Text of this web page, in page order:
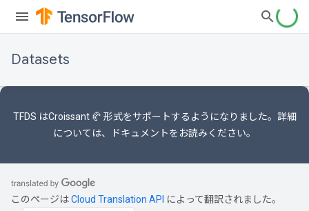
Datasets
TFDS はCroissant 🥐 形式をサポートするようになりました。詳細
については、ドキュメントをお読みください。
このページはCloud Translation API によって翻訳されました。